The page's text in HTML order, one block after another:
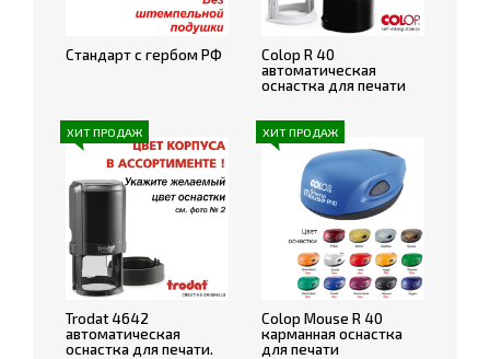
Стандарт с гербом РФ
Colop R 40
автоматическая
оснастка для печати
ХИТ ПРОДАЖ
Trodat 4642
автоматическая
оснастка для печати.
ХИТ ПРОДАЖ
Colop Mouse R 40
карманная оснастка
для печати